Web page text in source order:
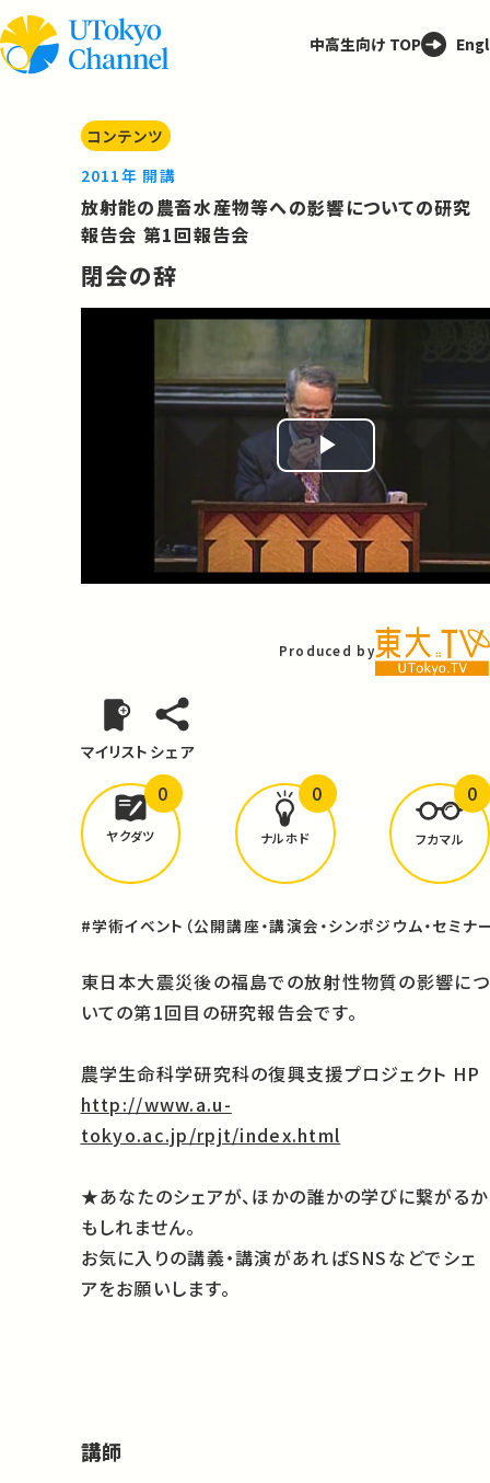
中高生向け TOP
コンテンツ
2011年 開講
放射能の農畜水産物等への影響についての研究
報告会 第1回報告会
閉会の辞
Play
Video
Produced by
マイリスト シェア
どんな学びがありましたか？
ヤクダツ
0
ナルホド
0
フカマル
0
#学術イベント（公開講座・講演会・シンポジウム・セミナ
東日本大震災後の福島での放射性物質の影響につ
いての第1回目の研究報告会です。
農学生命科学研究科の復興支援プロジェクト HP
http://www.a.u-
tokyo.ac.jp/rpjt/index.html
★あなたのシェアが、ほかの誰かの学びに繋がるか
もしれません。
お気に入りの講義・講演があればSNSなどでシェ
アをお願いします。
講師